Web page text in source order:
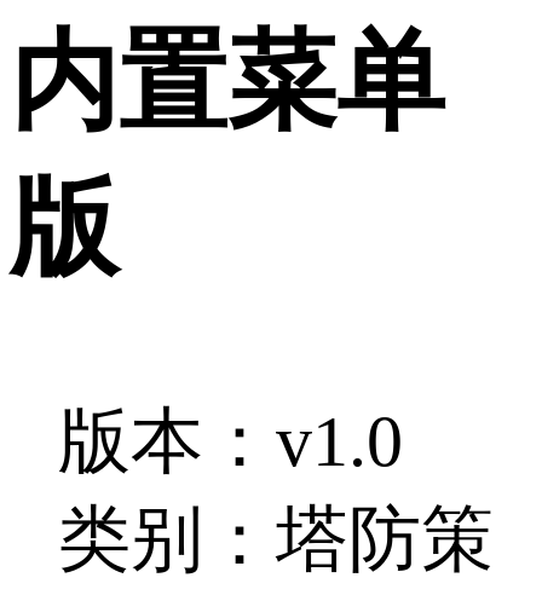
内置菜单
版
版本：v1.0
类别：塔防策